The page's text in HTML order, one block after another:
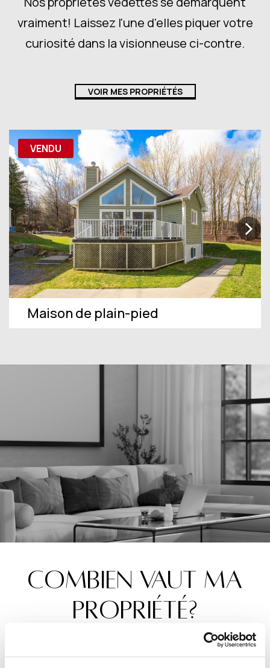
vraiment! Laissez l'une d'elles piquer votre
curiosité dans la visionneuse ci-contre.
VOIR MES PROPRIÉTÉS
VENDU
Maison de plain-pied
COMBIEN VAUT MA
PROPRIÉTÉ?
Obtenez une estimation gratuite de la valeur de